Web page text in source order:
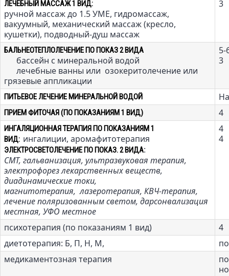
ЛЕЧЕБНЫЙ МАССАЖ 1 ВИД:
ручной массаж до 1.5 УМЕ, гидромассаж,
вакуумный, механический массаж (кресло,
кушетки), подводный-душ массаж
3
БАЛЬНЕОТЕПЛОЛЕЧЕНИЕ ПО ПОКАЗ 2 ВИДА
бассейн с минеральной водой
лечебные ванны или озокеритолечение или
грязевые аппликации
5-
3
ПИТЬЕВОЕ ЛЕЧЕНИЕ МИНЕРАЛЬНОЙ ВОДОЙ
ПРИЕМ ФИТОЧАЯ (ПО ПОКАЗАНИЯМ 1 ВИД) 4
ИНГАЛЯЦИОННАЯ ТЕРАПИЯ ПО ПОКАЗАНИЯМ 1
ВИД: ингалиции, аромафитотерапия
ЭЛЕКТРОСВЕТОЛЕЧЕНИЕ ПО ПОКАЗ. 2 ВИДА:
СМТ, гальванизация, ультразвуковая терапия,
электрофорез лекарственныхвеществ,
диадинамические токи,
магнитотерапия,лазеротерапия, КВЧ-терапия,
лечение поляризованным светом, дарсонвализация
местная, УФО местное
4
4
психотерапия (по показаниям 1 вид)
4
диетотерапия: Б, П, Н, М,
медикаментозная терапия